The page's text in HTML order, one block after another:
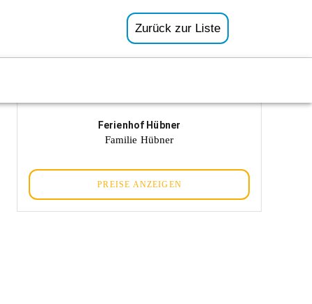
Zurück zur Liste
Ferienhof Hübner
Familie Hübner
PREISE ANZEIGEN